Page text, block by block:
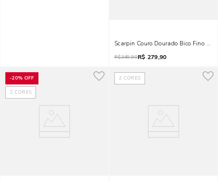
Scarpin Couro Dourado Bico Fino
R$349,90R$ 279,90
-20% OFF
2 CORES
2 CORES